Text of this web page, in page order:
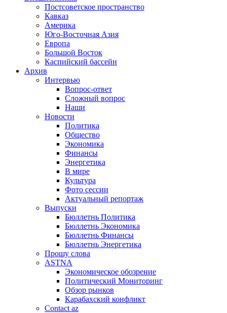
Постсоветское пространство
Кавказ
Америка
Юго-Восточная Азия
Европа
Большой Восток
Каспийский бассейн
Архив
Интервью
Вопрос-ответ
Сложный вопрос
Наши
Новости
Политика
Общество
Экономика
Финансы
Энергетика
В мире
Культура
Фото сессии
Актуальный репортаж
Выпуски
Бюллетнь Политика
Бюллетнь Экономика
Бюллетнь Финансы
Бюллетнь Энергетика
Прошу слова
ASTNA
Экономическое обозрение
Политический Мониторинг
Обзор рынков
Карабахский конфликт
Contact az